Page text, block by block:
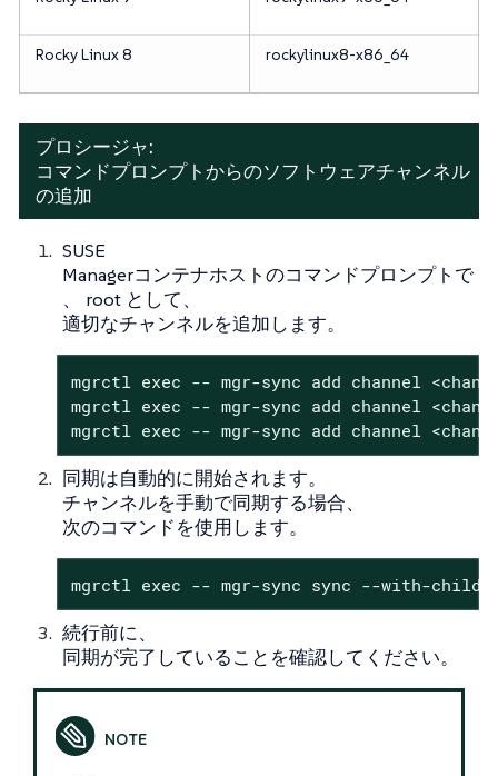
Rocky Linux 8 rockylinux8-x86_64
プロシージャ:
コマンドプロンプトからのソフトウェアチャンネル
の追加
SUSE
Managerコンテナホストのコマンドプロンプトで
、 root として、
適切なチャンネルを追加します。
mgrctl exec -- mgr-sync add channel
mgrctl exec -- mgr-sync add channel
mgrctl exec -- mgr-sync add channel
同期は自動的に開始されます。
チャンネルを手動で同期する場合、
次のコマンドを使用します。
mgrctl exec -- mgr-sync sync --with-children
続行前に、
同期が完了していることを確認してください。